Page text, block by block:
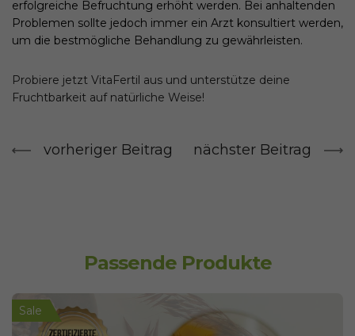
erfolgreiche Befruchtung erhöht werden. Bei anhaltenden
Problemen sollte jedoch immer ein Arzt konsultiert werden,
um die bestmögliche Behandlung zu gewährleisten.
Probiere jetzt VitaFertil aus und unterstütze deine
Fruchtbarkeit auf natürliche Weise!
vorheriger Beitrag nächster Beitrag
Passende Produkte
Sale